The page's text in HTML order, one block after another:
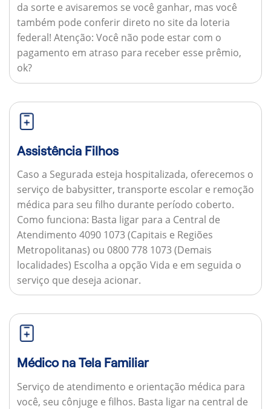
da sorte e avisaremos se você ganhar, mas você
também pode conferir direto no site da loteria
federal! Atenção: Você não pode estar com o
pagamento em atraso para receber esse prêmio,
ok?
Assistência Filhos
Caso a Segurada esteja hospitalizada, oferecemos o
serviço de babysitter, transporte escolar e remoção
médica para seu filho durante período coberto.
Como funciona: Basta ligar para a Central de
Atendimento 4090 1073 (Capitais e Regiões
Metropolitanas) ou 0800 778 1073 (Demais
localidades) Escolha a opção Vida e em seguida o
serviço que deseja acionar.
Médico na Tela Familiar
Serviço de atendimento e orientação médica para
você, seu cônjuge e filhos. Basta ligar na central de